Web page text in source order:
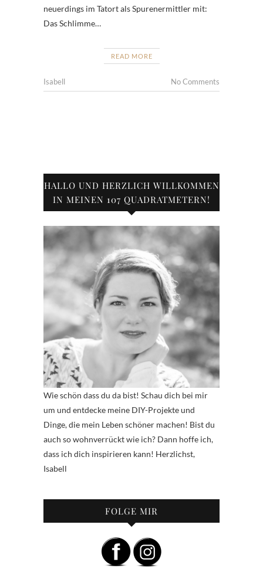
neuerdings im Tatort als Spurenermittler mit:
Das Schlimme…
READ MORE
Isabell No Comments
HALLO UND HERZLICH WILLKOMMEN
IN MEINEN 107 QUADRATMETERN!
Wie schön dass du da bist! Schau dich bei mir
um und entdecke meine DIY-Projekte und
Dinge, die mein Leben schöner machen! Bist du
auch so wohnverrückt wie ich? Dann hoffe ich,
dass ich dich inspirieren kann! Herzlichst,
Isabell
FOLGE MIR